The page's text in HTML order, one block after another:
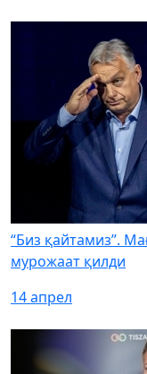
“Биз қайтамиз”.
мурожаат қилди
14 апрел